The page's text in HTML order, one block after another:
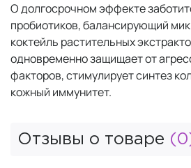
О долгосрочном эффекте
пробиотиков, балансирующий
коктейль растительных
одновременно защищает от
факторов, стимулирует синтез
кожный иммунитет.
Отзывы о товаре